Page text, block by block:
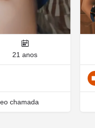
21 anos
chamada